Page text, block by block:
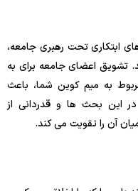
ابتکاری تحت رهبری جامعه،
اعضای جامعه برای به
به میم کوین شما، باعث
این بحث ها و قدردانی از
آن را تقویت می کند.